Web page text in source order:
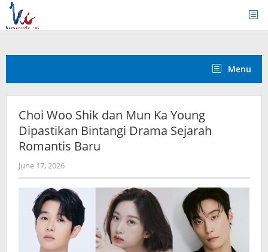
Skip
content
Menu
Choi Woo Shik dan Mun Ka Young
Dipastikan Bintangi Drama Sejarah
Romantis Baru
June 17, 2026by
Kidihae